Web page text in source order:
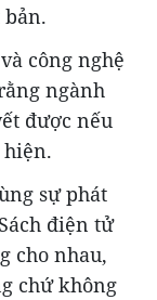
công nghệ
ngành
được nếu
sự phát
điện tử
cho nhau,
chứ không